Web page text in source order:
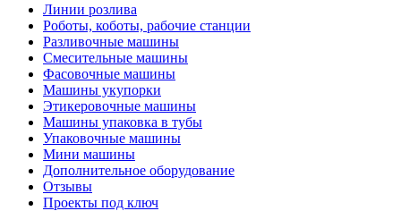
Линии розлива
Роботы, коботы, рабочие станции
Разливочные машины
Смесительные машины
Фасовочные машины
Машины укупорки
Этикеровочные машины
Машины упаковка в тубы
Упаковочные машины
Мини машины
Дополнительное оборудование
Отзывы
Проекты под ключ